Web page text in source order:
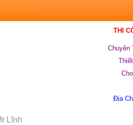
THI
Chuyên
Địa
Lĩnh